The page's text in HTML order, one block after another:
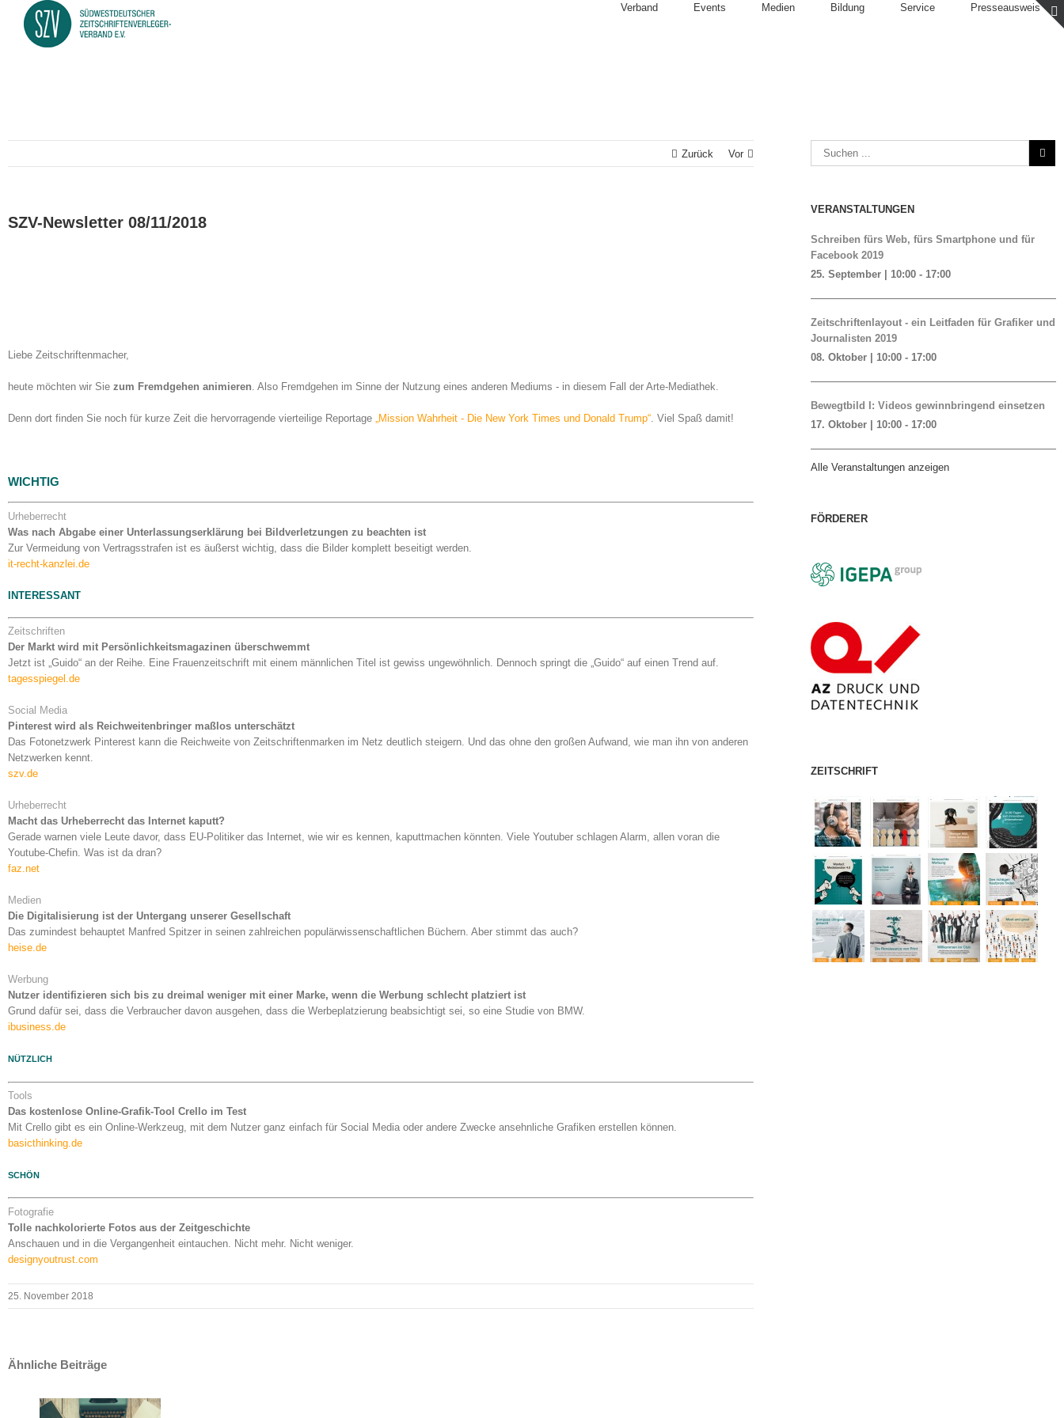
Verband Events Medien Bildung Service Presseausweis
Zurück Vor
SZV-Newsletter 08/11/2018
Liebe Zeitschriftenmacher,
heute möchten wir Sie zum Fremdgehen animieren. Also Fremdgehen im Sinne der Nutzung eines anderen Mediums - in diesem Fall der Arte-Mediathek.
Denn dort finden Sie noch für kurze Zeit die hervorragende vierteilige Reportage „Mission Wahrheit - Die New York Times und Donald Trump“. Viel Spaß damit!
WICHTIG
Urheberrecht
Was nach Abgabe einer Unterlassungserklärung bei Bildverletzungen zu beachten ist
Zur Vermeidung von Vertragsstrafen ist es äußerst wichtig, dass die Bilder komplett beseitigt werden.
it-recht-kanzlei.de
INTERESSANT
Zeitschriften
Der Markt wird mit Persönlichkeitsmagazinen überschwemmt
Jetzt ist „Guido“ an der Reihe. Eine Frauenzeitschrift mit einem männlichen Titel ist gewiss ungewöhnlich. Dennoch springt die „Guido“ auf einen Trend auf.
tagesspiegel.de
Social Media
Pinterest wird als Reichweitenbringer maßlos unterschätzt
Das Fotonetzwerk Pinterest kann die Reichweite von Zeitschriftenmarken im Netz deutlich steigern. Und das ohne den großen Aufwand, wie man ihn von anderen
Netzwerken kennt.
szv.de
Urheberrecht
Macht das Urheberrecht das Internet kaputt?
Gerade warnen viele Leute davor, dass EU-Politiker das Internet, wie wir es kennen, kaputtmachen könnten. Viele Youtuber schlagen Alarm, allen voran die
Youtube-Chefin. Was ist da dran?
faz.net
Medien
Die Digitalisierung ist der Untergang unserer Gesellschaft
Das zumindest behauptet Manfred Spitzer in seinen zahlreichen populärwissenschaftlichen Büchern. Aber stimmt das auch?
heise.de
Werbung
Nutzer identifizieren sich bis zu dreimal weniger mit einer Marke, wenn die Werbung schlecht platziert ist
Grund dafür sei, dass die Verbraucher davon ausgehen, dass die Werbeplatzierung beabsichtigt sei, so eine Studie von BMW.
ibusiness.de
NÜTZLICH
Tools
Das kostenlose Online-Grafik-Tool Crello im Test
Mit Crello gibt es ein Online-Werkzeug, mit dem Nutzer ganz einfach für Social Media oder andere Zwecke ansehnliche Grafiken erstellen können.
basicthinking.de
SCHÖN
Fotografie
Tolle nachkolorierte Fotos aus der Zeitgeschichte
Anschauen und in die Vergangenheit eintauchen. Nicht mehr. Nicht weniger.
designyoutrust.com
25. November 2018
Ähnliche Beiträge
VERANSTALTUNGEN
Schreiben fürs Web, fürs Smartphone und für
Facebook 2019
25. September | 10:00 -17:00
Zeitschriftenlayout - ein Leitfaden für Grafiker und
Journalisten 2019
08. Oktober | 10:00 -17:00
Bewegtbild I: Videos gewinnbringend einsetzen
17. Oktober | 10:00 -17:00
Alle Veranstaltungen anzeigen
FÖRDERER
ZEITSCHRIFT